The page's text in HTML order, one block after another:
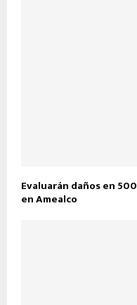
Evaluarán daños en
en Amealco